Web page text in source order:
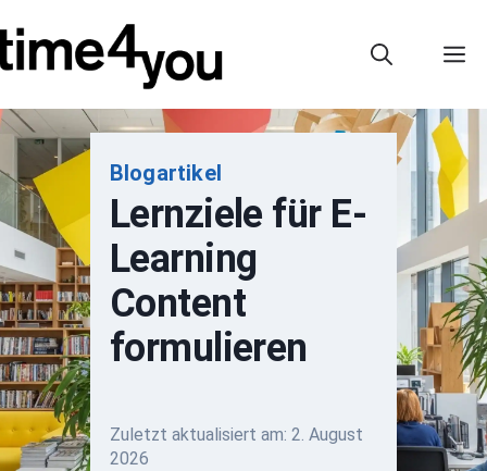
Inhalt
springen
Blogartikel
Lernziele für E-
Learning
Content
formulieren
Zuletzt aktualisiert am: 2. August
2026